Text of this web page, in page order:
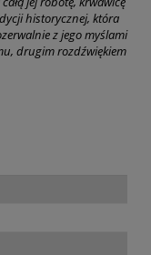
historycznej, która
z jego myślami
drugim rozdźwiękiem